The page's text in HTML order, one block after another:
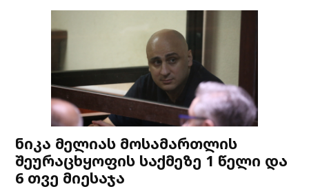
ნიკა მელიას მოსამართლის
შეურაცხყოფის საქმეზე 1 წელი და
6 თვე მიესაჯა